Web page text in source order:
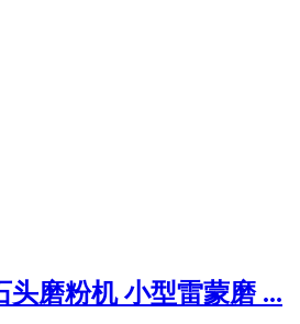
头磨粉机 小型雷蒙磨 ...